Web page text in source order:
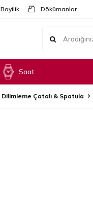
Bayilik Dökümanlar
Saat
Dilimleme Çatalı & Spatula